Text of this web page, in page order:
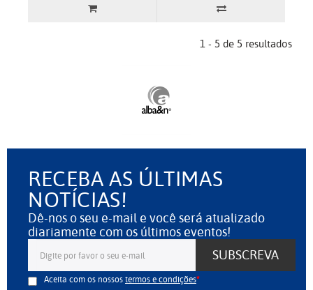
1 - 5 de 5 resultados
RECEBA AS ÚLTIMAS
NOTÍCIAS!
Dê-nos o seu e-mail e você será atualizado
diariamente com os últimos eventos!
SUBSCREVA
Aceita com os nossostermos e condições